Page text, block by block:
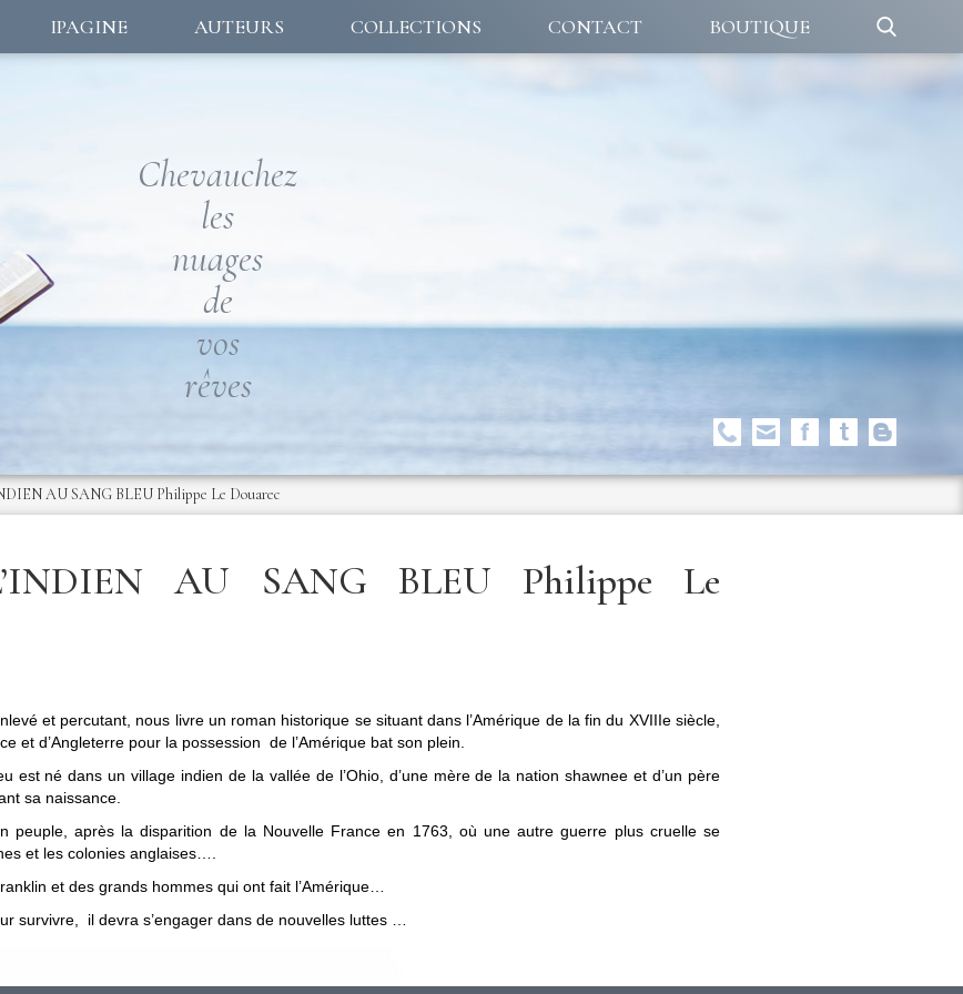
IPAGINE AUTEURS COLLECTIONS CONTACT BOUTIQUE
Chevauchez
les
nuages
de
vos
rêves
AU SANG BLEU Philippe Le Douarec
AU SANG BLEU Philippe Le
et percutant, nous livre un roman historique se situant dans l’Amérique de la fin du XVIIIe siècle,
et d’Angleterre pour la possession de l’Amérique bat son plein.
est né dans un village indien de la vallée de l’Ohio, d’une mère de la nation shawnee et d’un père
sa naissance.
peuple, après la disparition de la Nouvelle France en 1763, où une autre guerre plus cruelle se
et les colonies anglaises….
et des grands hommes qui ont fait l’Amérique…
survivre, il devra s’engager dans de nouvelles luttes …